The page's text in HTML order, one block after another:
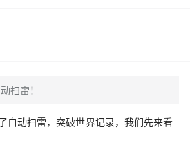
扫雷！
自动扫雷，突破世界记录，我们先来看